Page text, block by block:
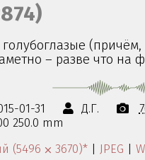
голубоглазые
– разве что на
01-31 Д.Г.
250.0 mm
(5496 ⨉ 3670)* JPEG